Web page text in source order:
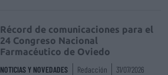
Récord de comunicaciones para el
24 Congreso Nacional
Farmacéutico de Oviedo
NOTICIAS Y NOVEDADES Redacción 31/07/2026